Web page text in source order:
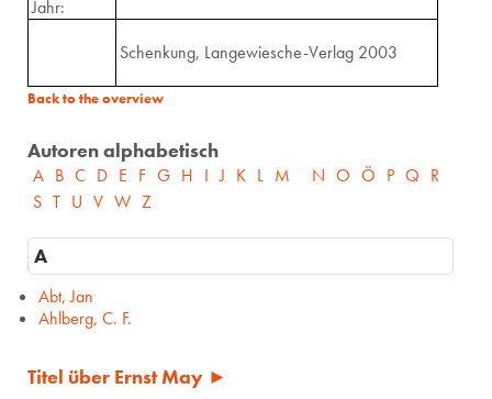
Jahr:
Schenkung, Langewiesche-Verlag 2003
Back to the overview
Autoren alphabetisch
A B C D E F G H I J K L M N O Ö P Q R
S T U V W Z
A
Abt, Jan
Ahlberg, C. F.
Titel über Ernst May ►